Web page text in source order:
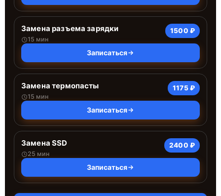
Замена разъема зарядки
15 мин
1500 ₽
Записаться
Замена термопасты
15 мин
1175 ₽
Записаться
Замена SSD
25 мин
2400 ₽
Записаться